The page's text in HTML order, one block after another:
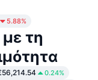
5.88%
τη
0.24%